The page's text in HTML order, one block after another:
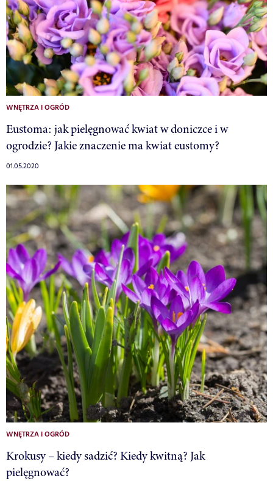
WNĘTRZA I OGRÓD
Eustoma: jak pielęgnować kwiat w doniczce i w
ogrodzie? Jakie znaczenie ma kwiat eustomy?
01.05.2020
WNĘTRZA I OGRÓD
Krokusy – kiedy sadzić? Kiedy kwitną? Jak
pielęgnować?